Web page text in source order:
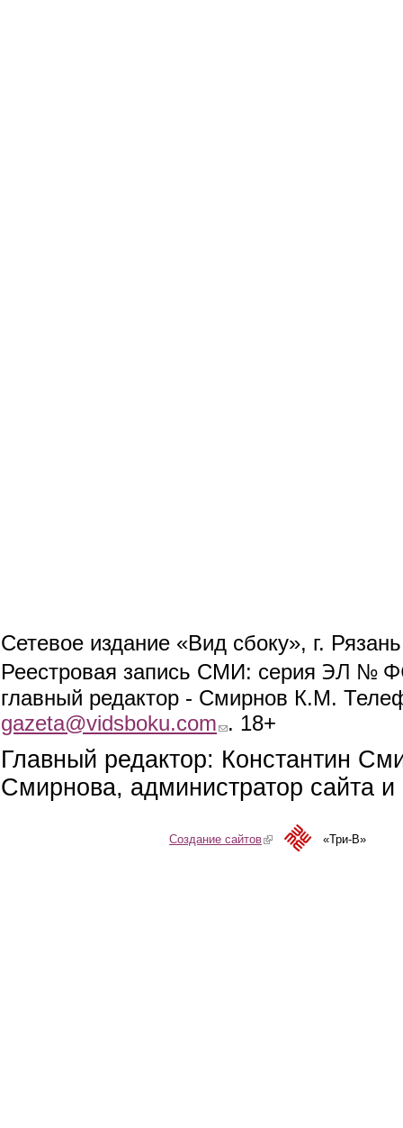
Сетевое издание «Вид сбоку», г.
Реестровая запись СМИ: серия ЭЛ №
главный редактор - Смирнов К.М.
gazeta@vidsboku.com (link sends e-mail)
. 18+
Главный редактор: Константин
Смирнова, администратор сайта
Создание сайтов(link is external)«Три-В»